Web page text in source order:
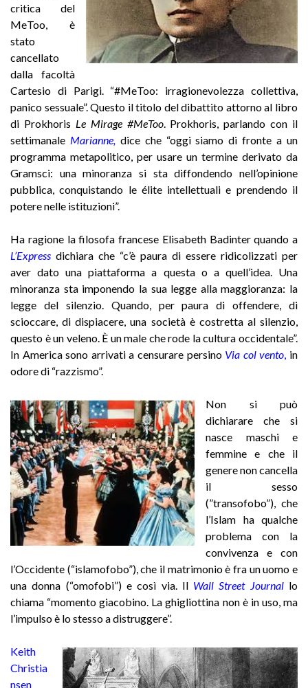
critica del
MeToo, è
stato
cancellato
dalla facoltà
Cartesio di Parigi. “#MeToo: irragionevolezza collettiva,
panico sessuale”. Questo il titolo del dibattito attorno al libro
di Prokhoris Le Mirage #MeToo. Prokhoris, parlando con il
settimanale Marianne, dice che “oggi siamo di fronte a un
programma metapolitico, per usare un termine derivato da
Gramsci: una minoranza si sta diffondendo nell’opinione
pubblica, conquistando le élite intellettuali e prendendo il
potere nelle istituzioni”.
Ha ragione la filosofa francese Elisabeth Badinter quando a
L’Express dichiara che “c’è paura di essere ridicolizzati per
aver dato una piattaforma a questa o a quell’idea. Una
minoranza sta imponendo la sua legge alla maggioranza: la
legge del silenzio. Quando, per paura di offendere, di
scioccare, di dispiacere, una società è costretta al silenzio,
questo è un veleno. È un male che rode la cultura occidentale”.
In America sono arrivati a censurare persino Via col vento in
odore di “razzismo”.
Non si può
dichiarare che si
nasce maschi e
femmine e che il
genere non cancella
il sesso
(”transofobo”), che
l’Islam ha qualche
problema con la
convivenza e con
l’Occidente (“islamofobo”), che il matrimonio è fra un uomo e
una donna (“omofobi”) e così via. Il Wall Street Journal lo
chiama “momento giacobino. La ghigliottina non è in uso, ma
l’impulso è lo stesso a distruggere”.
Keith
Christia
nsen